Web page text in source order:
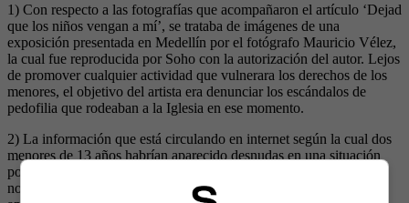
1) Con respecto a las fotografías que acompañaron el artículo ‘Dejad
que los niños vengan a mí’, se trataba de imágenes de una
exposición presentada en Medellín por el fotógrafo Mauricio Vélez,
la cual fue reproducida por Soho con la autorización del autor. Lejos
de promover cualquier actividad que vulnerara los derechos de los
menores, el objetivo del artista era denunciar los escándalos de
pedofilia que rodeaban a la Iglesia en ese momento.
2) La información que está circulando en internet según la cual dos
menores de 13 años habrían aparecido desnudas en una situación
pornográfica es falsa. El artículo era una evocación gráfica de la
novela de Vladimir Nabokov, Lolita. Las dos jóvenes, que